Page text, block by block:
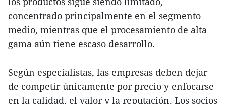
concentrado principalmente en el segmento
medio, mientras que el procesamiento de alta
gama aún tiene escaso desarrollo.
Según especialistas, las empresas deben dejar
de competir únicamente por precio y enfocarse
en la calidad, el valor y la reputación. Los socios